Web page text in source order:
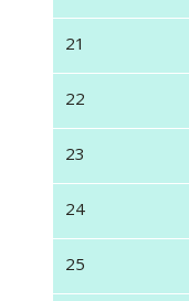
21
22
23
24
25